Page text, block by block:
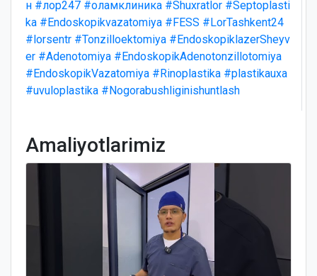
н #лор247 #оламклиника #Shuxratlor #Septoplasti
ka #Endoskopikvazatomiya #FESS #LorTashkent24
#lorsentr #Tonzilloektomiya #EndoskopiklazerSheyv
er #Adenotomiya #EndoskopikAdenotonzillotomiya
#EndoskopikVazatomiya #Rinoplastika #plastikauxa
#uvuloplastika #Nogorabushliginishuntlash
Amaliyotlarimiz